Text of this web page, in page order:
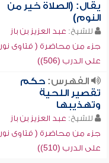
يقال: (الصلاة خير من
النوم)
للشيخ: عبد العزيز بن باز
جزء من محاضرة ( فتاوى نور
على الدرب (506))
الفهرس:حكم
تقصير اللحية
وتهذيبها
للشيخ: عبد العزيز بن باز
جزء من محاضرة ( فتاوى نور
على الدرب (510))